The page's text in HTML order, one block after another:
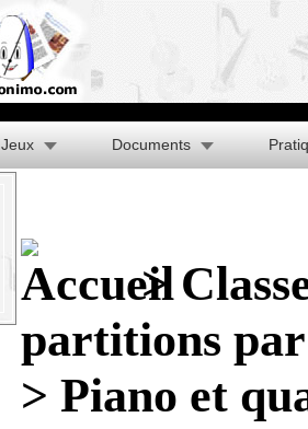
Jeux Documents
>
partitions
> Piano et